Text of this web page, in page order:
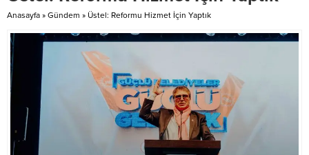
beklenen tozlu hava nedeniyle
hassasiyeti olan vatandaşların...
gözlemci statüsünde katılacağını
yazdılar. Gazeteler ayrıca Rum
Yönetimi Başkanı Nikos...
Anasayfa » Gündem » Üstel: Reformu Hizmet İçin Yaptık